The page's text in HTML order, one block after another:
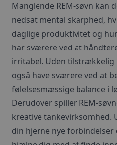
Manglende REM-søvn kan
nedsat mental skarphed,
daglige produktivitet og
har sværere ved at
irritabel. Uden tilstrækkelig
også have sværere ved at
følelsesmæssige balance i
Derudover spiller REM-
kreative tankevirksomhed.
din hjerne nye forbindelser